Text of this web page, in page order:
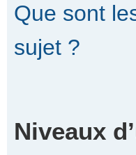
Que sont
sujet ?
Niveaux